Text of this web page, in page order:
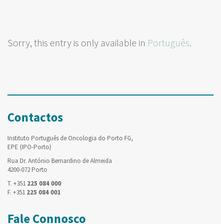
Sorry, this entry is only available in Português.
Contactos
Instituto Português de Oncologia do Porto FG,
EPE (IPO-Porto)
Rua Dr. António Bernardino de Almeida
4200-072 Porto
T. +351 225 084 000
F. +351 225 084 001
Fale Connosco